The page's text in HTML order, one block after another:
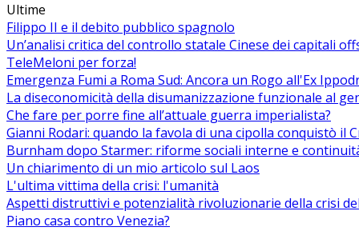
Ultime
Filippo II e il debito pubblico spagnolo
Un’analisi critica del controllo statale Cinese dei capitali
TeleMeloni per forza!
Emergenza Fumi a Roma Sud: Ancora un Rogo all'Ex
La diseconomicità della disumanizzazione funzionale al
Che fare per porre fine all’attuale guerra imperialista?
Gianni Rodari: quando la favola di una cipolla conquistò il
Burnham dopo Starmer: riforme sociali interne e
Un chiarimento di un mio articolo sul Laos
L'ultima vittima della crisi: l'umanità
Aspetti distruttivi e potenzialità rivoluzionarie della crisi
Piano casa contro Venezia?